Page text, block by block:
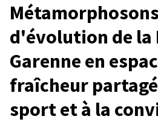
d'évolution de la
Garenne en
fraîcheur
sport et à la